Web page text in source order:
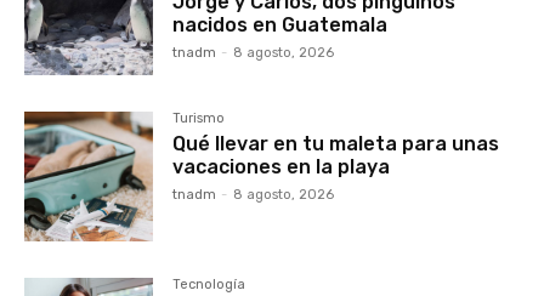
nacidos en Guatemala
tnadm - 8 agosto, 2026
Turismo
Qué llevar en tu maleta para unas
vacaciones en la playa
tnadm - 8 agosto, 2026
Tecnología